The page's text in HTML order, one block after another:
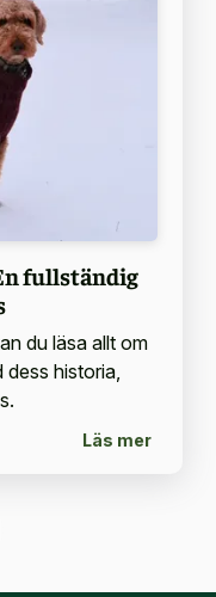
fullständig
du läsa allt om
dess historia,
Läs mer